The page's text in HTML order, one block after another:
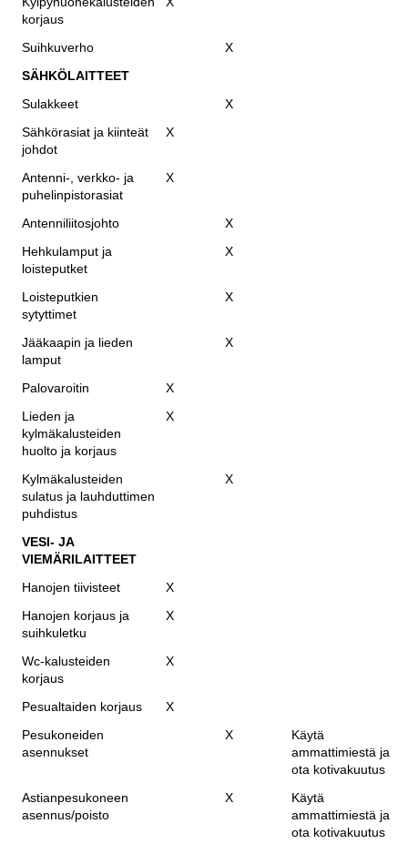
korjaus
Suihkuverho
X
SÄHKÖLAITTEET
Sulakkeet
X
Sähkörasiat ja kiinteät
johdot
X
Antenni-, verkko- ja
puhelinpistorasiat
X
Antenniliitosjohto
X
Hehkulamput ja
loisteputket
X
Loisteputkien
sytyttimet
X
Jääkaapin ja lieden
lamput
X
Palovaroitin
X
Lieden ja
kylmäkalusteiden
huolto ja korjaus
X
Kylmäkalusteiden
sulatus ja lauhduttimen
puhdistus
X
VESI- JA
VIEMÄRILAITTEET
Hanojen tiivisteet
X
Hanojen korjaus ja
suihkuletku
X
Wc-kalusteiden
korjaus
X
Pesualtaiden korjaus
X
Pesukoneiden
asennukset
X
Käytä
ammattimiestä ja
ota kotivakuutus
Astianpesukoneen
asennus/poisto
X
Käytä
ammattimiestä ja
ota kotivakuutus